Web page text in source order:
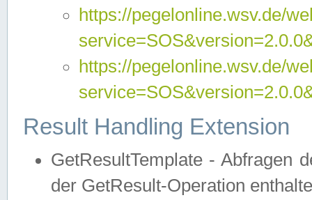
https://pegelonline.wsv.de/
https://pegelonline.wsv.de/
Result Handling Extension
GetResultTemplate - Abfragen
der GetResult-Operation